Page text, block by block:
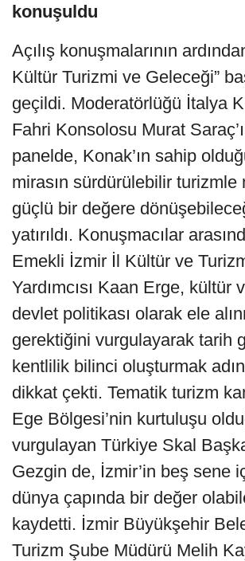
konuşuldu
Açılış konuşmalarının
Kültür Turizmi ve Geleceği”
geçildi. Moderatörlüğü İtalya
Fahri Konsolosu Murat
panelde, Konak’ın sahip
mirasın sürdürülebilir turizmle
güçlü bir değere
yatırıldı. Konuşmacılar
Emekli İzmir İl Kültür ve
Yardımcısı Kaan Erge, kültür
devlet politikası olarak ele
gerektiğini vurgulayarak tarih
kentlilik bilinci oluşturmak
dikkat çekti. Tematik turizm
Ege Bölgesi’nin kurtuluşu
vurgulayan Türkiye Skal
Gezgin de, İzmir’in beş sene
dünya çapında bir değer
kaydetti. İzmir Büyükşehir
Turizm Şube Müdürü Melih